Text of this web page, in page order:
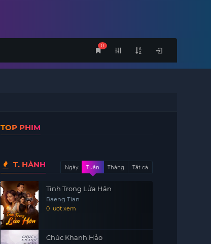
0
TOP PHIM
T. HÀNH Ngày Tuần Tháng Tất cả
Tình Trong Lửa Hận
Raeng Tian
0 lượt xem
Chúc Khanh Hảo